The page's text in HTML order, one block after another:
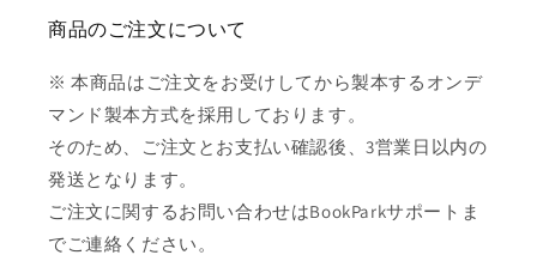
商品のご注文について
※ 本商品はご注文をお受けしてから製本するオンデ
マンド製本方式を採用しております。
そのため、ご注文とお支払い確認後、3営業日以内の
発送となります。
ご注文に関するお問い合わせはBookParkサポートま
でご連絡ください。